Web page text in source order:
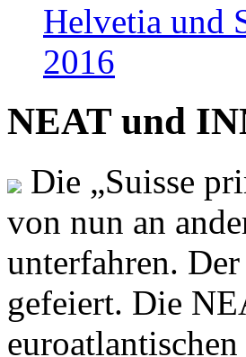
Helvetia und
2016
NEAT und
Die „Suisse
von nun an
unterfahren.
gefeiert. Die